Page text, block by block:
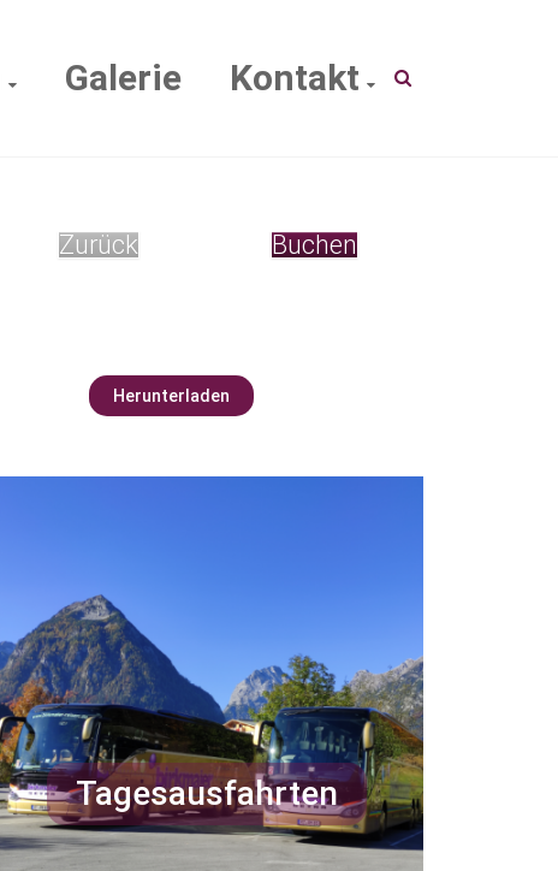
Galerie Kontakt
Zurück Buchen
Herunterladen
Tagesausfahrten